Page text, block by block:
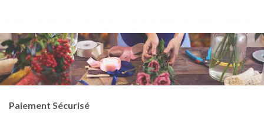
Paiement Sécurisé